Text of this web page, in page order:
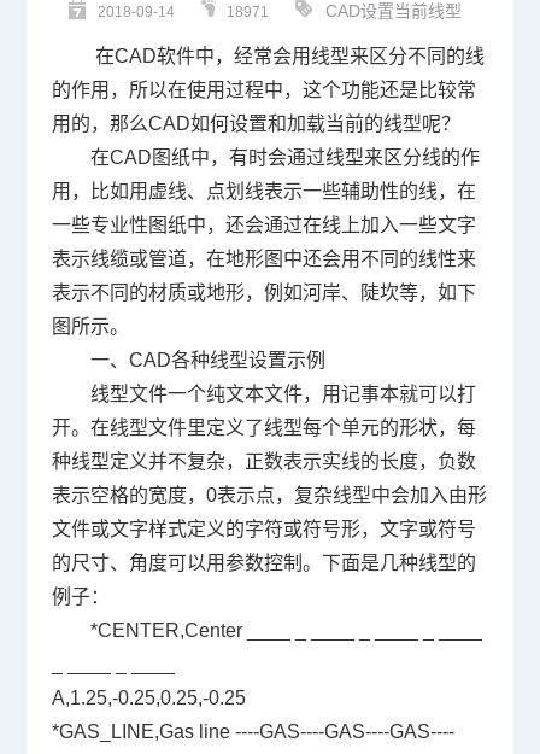
2018-09-14 18971 CAD设置当前线型
在CAD软件中，经常会用线型来区分不同的线
的作用，所以在使用过程中，这个功能还是比较常
用的，那么CAD如何设置和加载当前的线型呢？
在CAD图纸中，有时会通过线型来区分线的作
用，比如用虚线、点划线表示一些辅助性的线，在
一些专业性图纸中，还会通过在线上加入一些文字
表示线缆或管道，在地形图中还会用不同的线性来
表示不同的材质或地形，例如河岸、陡坎等，如下
图所示。
一、CAD各种线型设置示例
线型文件一个纯文本文件，用记事本就可以打
开。在线型文件里定义了线型每个单元的形状，每
种线型定义并不复杂，正数表示实线的长度，负数
表示空格的宽度，0表示点，复杂线型中会加入由形
文件或文字样式定义的字符或符号形，文字或符号
的尺寸、角度可以用参数控制。下面是几种线型的
例子：
*CENTER,Center ____ _ ____ _ ____ _ ____
A,1.25,-0.25,0.25,-0.25
*GAS_LINE,Gas line ----GAS----GAS----GAS----